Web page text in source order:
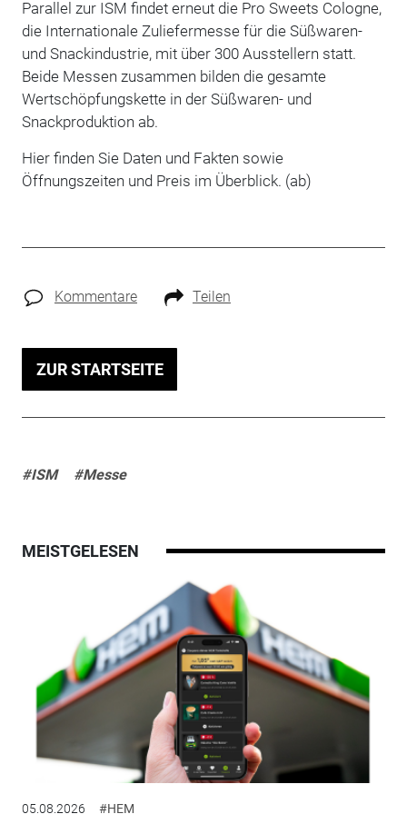
Parallel zur ISM findet erneut die Pro Sweets Cologne,
die Internationale Zuliefermesse für die Süßwaren-
und Snackindustrie, mit über 300 Ausstellern statt.
Beide Messen zusammen bilden die gesamte
Wertschöpfungskette in der Süßwaren- und
Snackproduktion ab.
Hier finden Sie Daten und Fakten sowie
Öffnungszeiten und Preis im Überblick. (ab)
Kommentare Teilen
ZUR STARTSEITE
#ISM #Messe
MEISTGELESEN
05.08.2026 #HEM